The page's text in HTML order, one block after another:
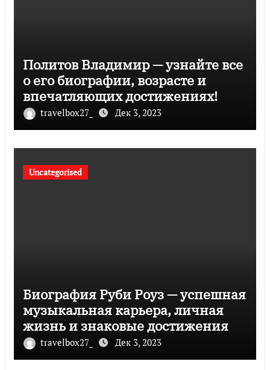
Политов Владимир — узнайте все
о его биографии, возрасте и
впечатляющих достижениях!
travelbox27_ Дек 3, 2023
Uncategorised
Биография Руби Роуз — успешная
музыкальная карьера, личная
жизнь и знаковые достижения
travelbox27_ Дек 3, 2023